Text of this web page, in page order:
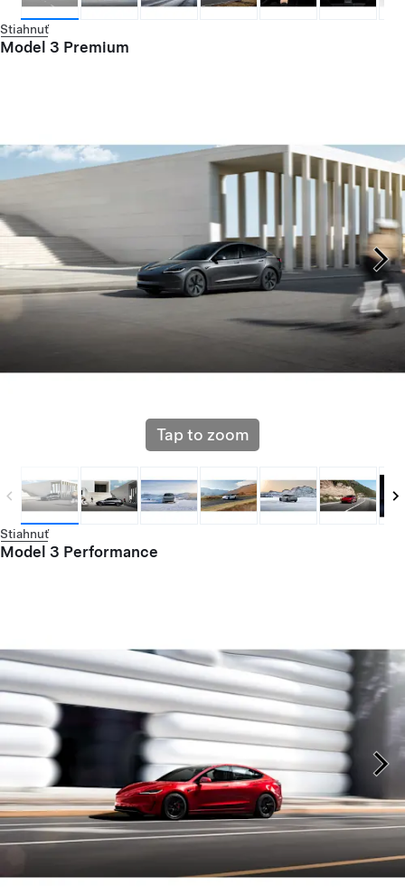
Stiahnuť
Model 3 Premium
Tap to zoom
Stiahnuť
Model 3 Performance